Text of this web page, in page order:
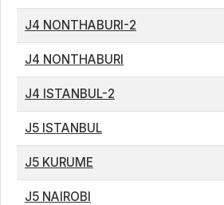
J4 NONTHABURI-2
J4 NONTHABURI
J4 ISTANBUL-2
J5 ISTANBUL
J5 KURUME
J5 NAIROBI